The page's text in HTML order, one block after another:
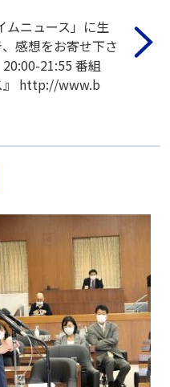
ムニュース」に生
感想をお寄せ下さ
21:55 番組
』 http://www.b